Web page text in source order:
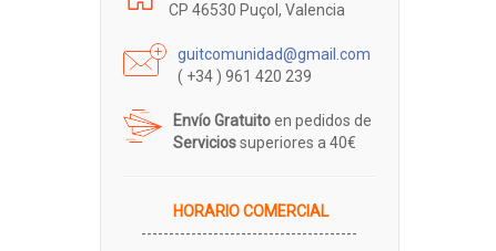
CP 46530 Puçol, Valencia
guitcomunidad@gmail.com
( +34 ) 961 420 239
Envío Gratuitoen pedidos de
Serviciossuperiores a 40€
HORARIO COMERCIAL
---------------------------------------